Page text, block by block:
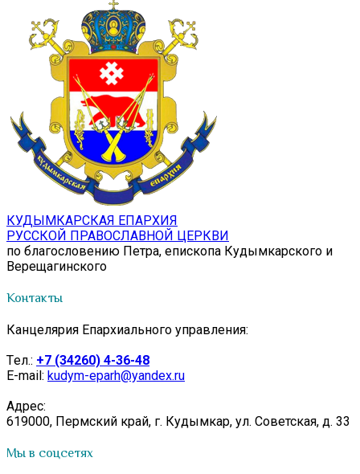
КУДЫМКАРСКАЯ ЕПАРХИЯ
РУССКОЙ ПРАВОСЛАВНОЙ ЦЕРКВИ
по благословению Петра, епископа Кудымкарского и
Верещагинского
Контакты
Канцелярия Епархиального управления:
Tел.: +7 (34260) 4-36-48
E-mail: kudym-eparh@yandex.ru
Адрес:
619000, Пермский край, г. Кудымкар, ул. Советская, д. 33
Мы в соцсетях